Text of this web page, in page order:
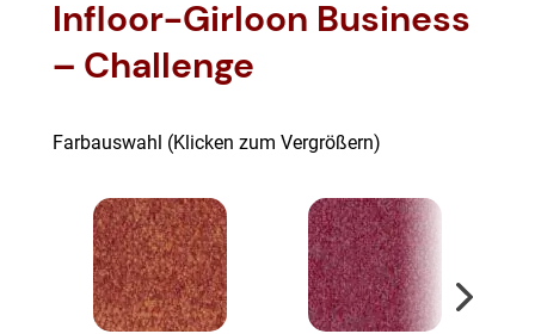
Infloor-Girloon Business
– Challenge
Farbauswahl (Klicken zum Vergrößern)